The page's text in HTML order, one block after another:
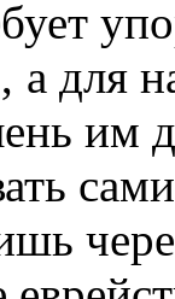
а для
им